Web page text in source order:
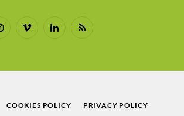
Vimeo LinkedInRSS
COOKIES POLICY PRIVACY POLICY